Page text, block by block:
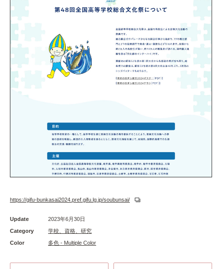
https://gifu-bunkasai2024.pref.gifu.lg.jp/soubunsai/
Update
2023年6月30日
Category
学校、資格、研究
Color
多色 - Multiple Color